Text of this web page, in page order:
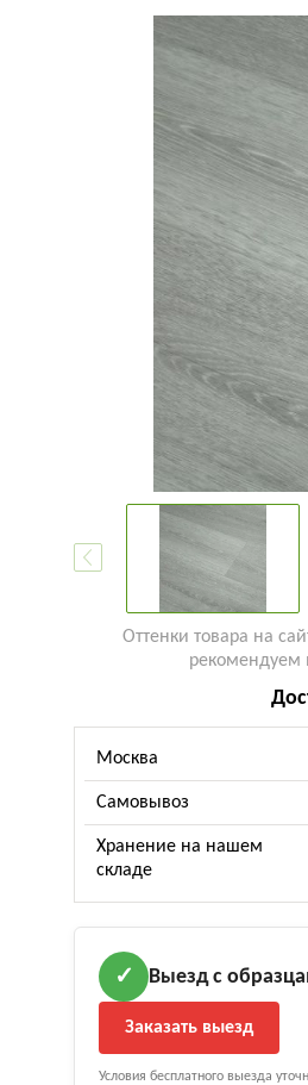
Оттенки товара на
рекомендуем
Москва
Самовывоз
Хранение на нашем
складе
✓ Выезд с
Заказать выезд
Условия бесплатного выезда